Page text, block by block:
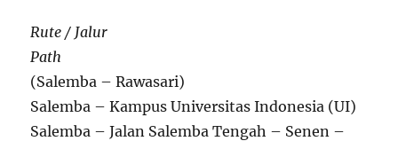
Rute / Jalur
Path
(Salemba – Rawasari)
Salemba – Kampus Universitas Indonesia (UI)
Salemba – Jalan Salemba Tengah – Senen –